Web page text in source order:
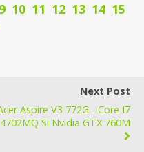
9 10 11 12 13 14 15
Next Post
Aspire V3 772G - Core I7
4702MQ Si Nvidia GTX 760M